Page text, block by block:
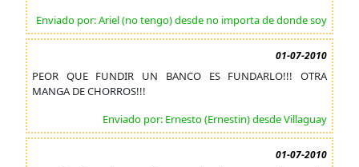
Enviado por: Ariel (no tengo) desde no importa de donde soy
01-07-2010
PEOR QUE FUNDIR UN BANCO ES FUNDARLO!!! OTRA
MANGA DE CHORROS!!!
Enviado por: Ernesto (Ernestin) desde Villaguay
01-07-2010